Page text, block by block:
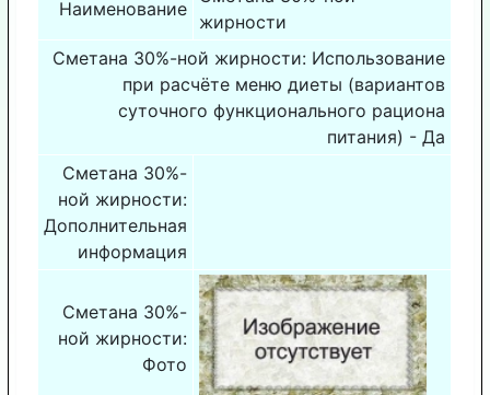
Наименование
жирности
Сметана 30%-ной жирности: Использование
при расчёте меню диеты (вариантов
суточного функционального рациона
питания) - Да
Сметана 30%-
ной жирности:
Дополнительная
информация
Сметана 30%-
ной жирности:
Фото